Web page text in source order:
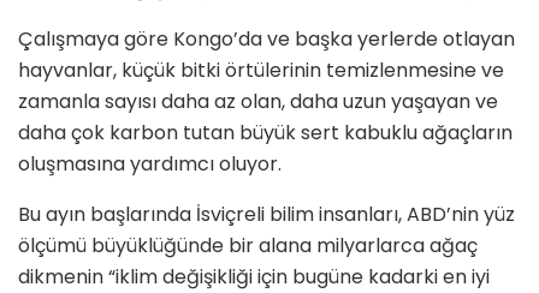
Çalışmaya göre Kongo’da ve başka yerlerde otlayan
hayvanlar, küçük bitki örtülerinin temizlenmesine ve
zamanla sayısı daha az olan, daha uzun yaşayan ve
daha çok karbon tutan büyük sert kabuklu ağaçların
oluşmasına yardımcı oluyor.
Bu ayın başlarında İsviçreli bilim insanları, ABD’nin yüz
ölçümü büyüklüğünde bir alana milyarlarca ağaç
dikmenin “iklim değişikliği için bugüne kadarki en iyi